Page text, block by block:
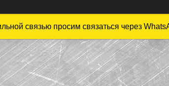
связью просим связаться через